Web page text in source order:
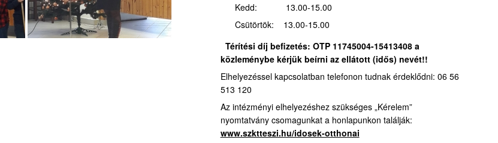
Kedd: 13.00-15.00
Csütörtök: 13.00-15.00
Térítési díj befizetés: OTP 11745004-15413408 a
közleménybe kérjük beírni az ellátott (idős) nevét!!
Elhelyezéssel kapcsolatban telefonon tudnak érdeklődni: 06 56
513 120
Az intézményi elhelyezéshez szükséges „Kérelem”
nyomtatvány csomagunkat a honlapunkon találják:
www.szktteszi.hu/idosek-otthonai